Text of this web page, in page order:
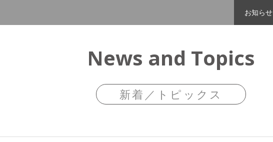
お知らせ
News and Topics
新着／トピックス